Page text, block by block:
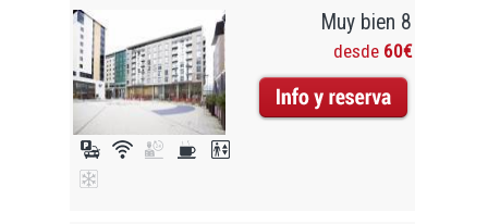
Muy bien 8
desde 60€